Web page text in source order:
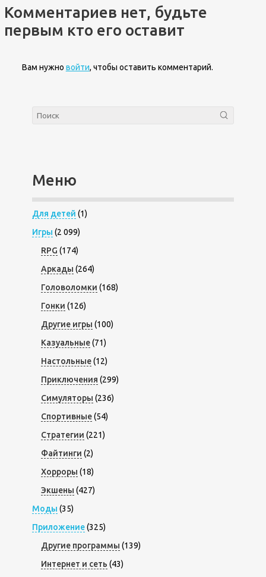
Комментариев нет, будьте
первым кто его оставит
Вам нужно войти, чтобы оставить комментарий.
Меню
Для детей (1)
Игры (2 099)
RPG (174)
Аркады (264)
Головоломки (168)
Гонки (126)
Другие игры (100)
Казуальные(71)
Настольные(12)
Приключения (299)
Симуляторы (236)
Спортивные(54)
Стратегии (221)
Файтинги (2)
Хорроры (18)
Экшены (427)
Моды (35)
Приложение(325)
Другие программы (139)
Интернет и сеть (43)